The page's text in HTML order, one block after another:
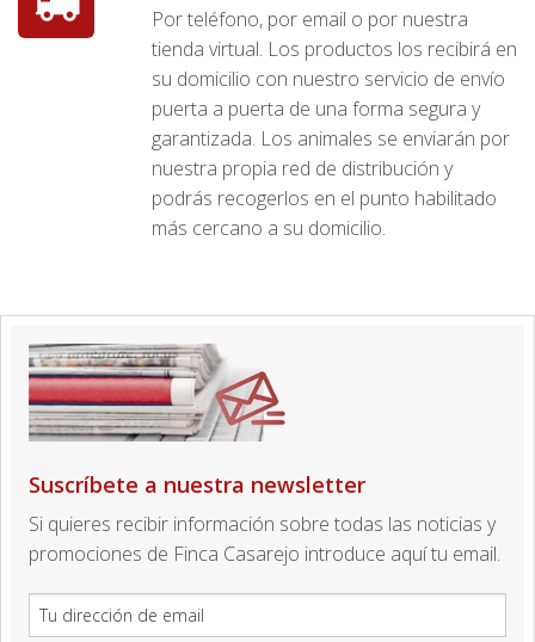
Por teléfono, por email o por nuestra
tienda virtual. Los productos los recibirá en
su domicilio con nuestro servicio de envío
puerta a puerta de una forma segura y
garantizada. Los animales se enviarán por
nuestra propia red de distribución y
podrás recogerlos en el punto habilitado
más cercano a su domicilio.
Suscríbete a nuestra newsletter
Si quieres recibir información sobre todas las noticias y
promociones de Finca Casarejo introduce aquí tu email.